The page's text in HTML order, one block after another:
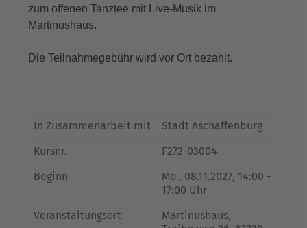
zum offenen Tanztee mit Live-Musik im
Martinushaus.
Die Teilnahmegebühr wird vor Ort bezahlt.
In Zusammenarbeit mit
Stadt Aschaffenburg
Kursnr.
F272-03004
Beginn
Mo., 08.11.2027, 14:00 -
17:00 Uhr
Veranstaltungsort
Martinushaus,